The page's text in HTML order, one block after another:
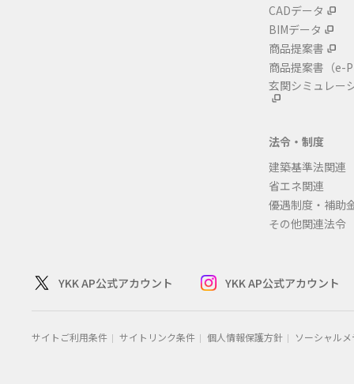
CADデータ
BIMデータ
商品提案書
商品提案書 （
玄関シミュレー
法令・制度
建築基準法関連
省エネ関連
優遇制度・補助
その他関連法令
YKK AP公式アカウント YKK AP公式アカウント
サイトご利用条件 サイトリンク条件 個人情報保護方針 ソーシャル